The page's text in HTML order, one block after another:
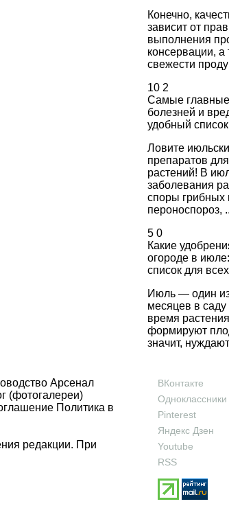
Конечно,
зависит от
выполнения
консервации, а
свежести
10 2
Самые главные
болезней и
удобный
Ловите
препаратов
растений! В
заболевания
споры
пероноспороз,
5 0
Какие
огороде в
список для
Июль — один
месяцев в саду
время
формируют
значит,
Арсенал
(фотогалереи)
Политика в
редакции. При
ВКонтакте
Одноклассники
Pinterest
Яндекс Дзен
Youtube
RSS